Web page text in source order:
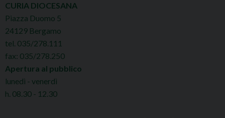
CURIA DIOCESANA
Piazza Duomo 5
24129 Bergamo
tel. 035/278.111
fax: 035/278.250
Apertura al pubblico
lunedì - venerdì
h. 08.30 - 12.30